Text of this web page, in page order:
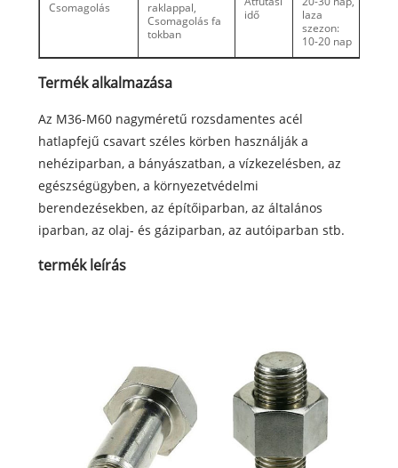
Csomagolás
raklappal,
Csomagolás fa
tokban
idő
laza
szezon:
10-20 nap
Termék alkalmazása
Az M36-M60 nagyméretű rozsdamentes acél
hatlapfejű csavart széles körben használják a
nehéziparban, a bányászatban, a vízkezelésben, az
egészségügyben, a környezetvédelmi
berendezésekben, az építőiparban, az általános
iparban, az olaj- és gáziparban, az autóiparban stb.
termék leírás